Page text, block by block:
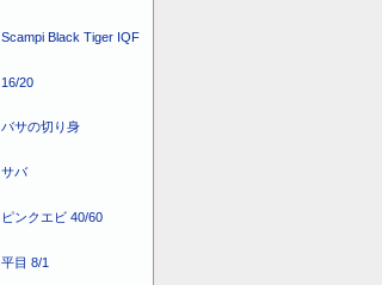
Scampi Black Tiger IQF
16/20
バサの切り身
サバ
ピンクエビ 40/60
平目 8/1